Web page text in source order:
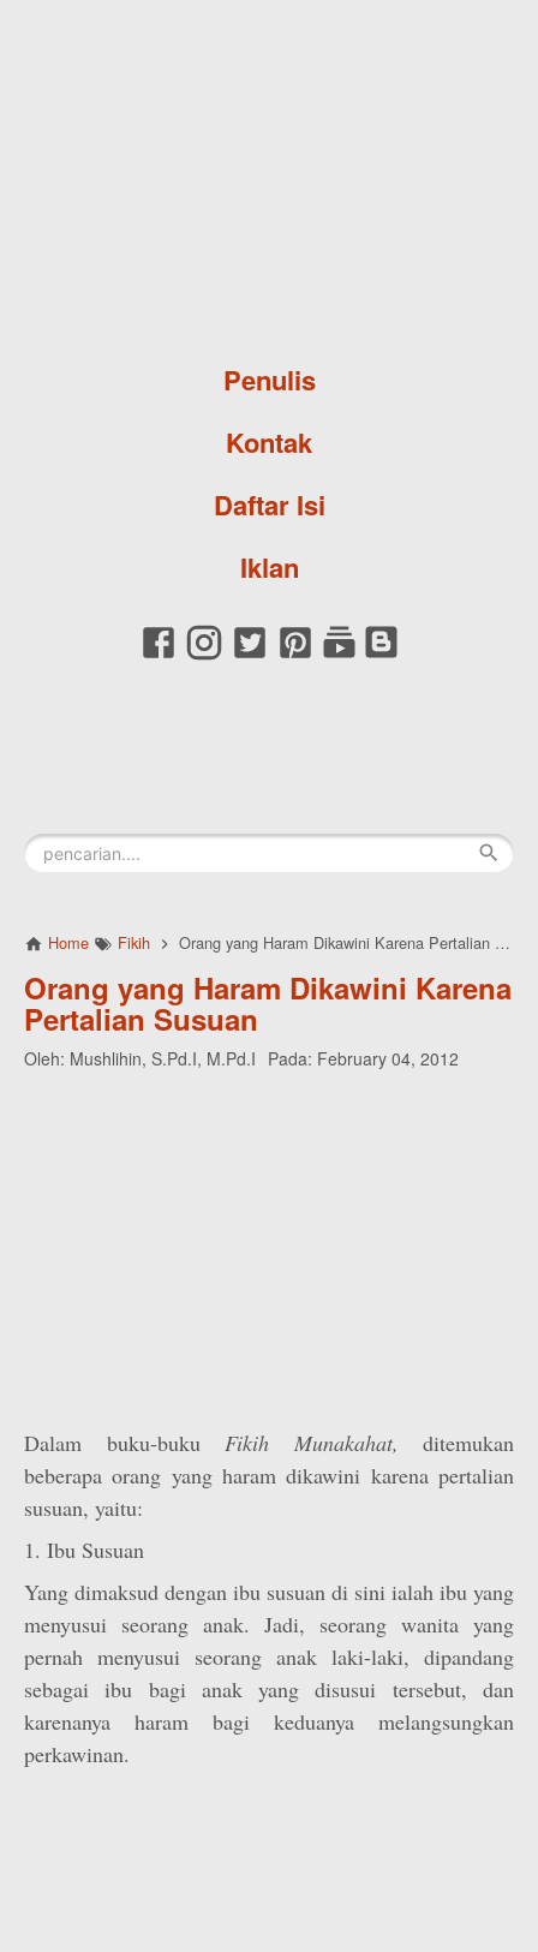
Penulis
Kontak
Daftar Isi
Iklan
Home Fikih Orang yang Haram Dikawini Karena Pertalian Susuan
Orang yang Haram Dikawini Karena
Pertalian Susuan
Oleh: Mushlihin, S.Pd.I, M.Pd.I Pada: February 04, 2012
Dalam buku-buku Fikih Munakahat, ditemukan
beberapa orang yang haram dikawini karena pertalian
susuan, yaitu:
1. Ibu Susuan
Yang dimaksud dengan ibu susuan di sini ialah ibu yang
menyusui seorang anak. Jadi, seorang wanita yang
pernah menyusui seorang anak laki-laki, dipandang
sebagai ibu bagi anak yang disusui tersebut, dan
karenanya haram bagi keduanya melangsungkan
perkawinan.